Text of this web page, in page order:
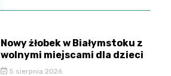
Nowy żłobek w Białymstoku z
wolnymi miejscami dla dzieci
5 sierpnia 2026